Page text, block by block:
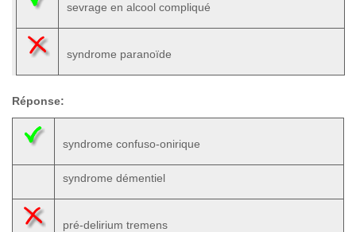
sevrage en alcool compliqué
syndrome paranoïde
Réponse:
syndrome confuso-onirique
syndrome démentiel
pré-delirium tremens